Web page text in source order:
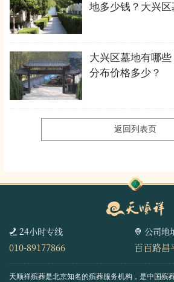
地多少钱？大兴
大兴区墓地有哪
分布价格多少？
返回列表页
24小时专线
010-89177866
公司地
百百路昌
天顺祥殡葬是北京知名的殡葬服务机构，是中国殡